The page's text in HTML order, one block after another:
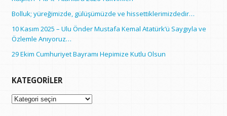
Bolluk; yüreğimizde, gülüşümüzde ve hissettiklerimizdedir…
10 Kasım 2025 – Ulu Önder Mustafa Kemal Atatürk’ü Saygıyla ve
Özlemle Anıyoruz…
29 Ekim Cumhuriyet Bayramı Hepimize Kutlu Olsun
KATEGORILER
Kategoriler